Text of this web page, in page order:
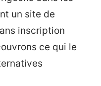
un site de
inscription
ce qui le